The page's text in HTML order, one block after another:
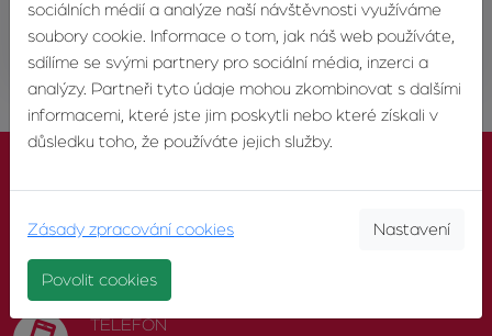
ODESLAT
KONTAKTUJTE NÁS
TELEFON
sociálních médií a analýze naší návštěvnosti využíváme
soubory cookie. Informace o tom, jak náš web používáte,
sdílíme se svými partnery pro sociální média, inzerci a
analýzy. Partneři tyto údaje mohou zkombinovat s dalšími
informacemi, které jste jim poskytli nebo které získali v
důsledku toho, že používáte jejich služby.
Zásady zpracování cookies Nastavení
Povolit cookies